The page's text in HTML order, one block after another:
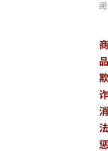
商
品
欺
诈
消
法
惩